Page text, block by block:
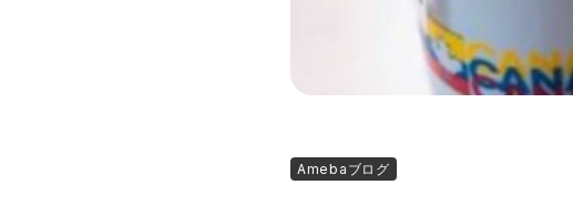
Amebaブログ